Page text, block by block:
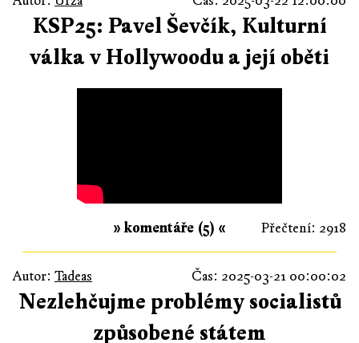
KSP25: Pavel Ševčík, Kulturní
válka v Hollywoodu a její oběti
Přečtení: 2918
» komentáře (5) «
Autor: Tadeas Čas: 2025-03-21 00:00:02
Nezlehčujme problémy socialistů
způsobené státem